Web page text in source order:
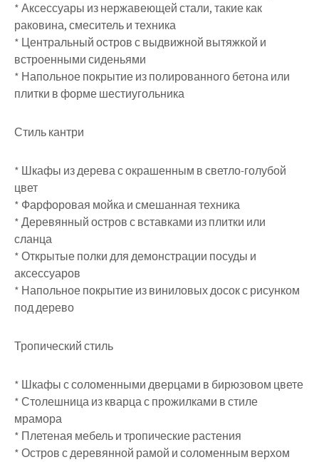
* Аксессуары из нержавеющей стали, такие как
раковина, смеситель и техника
* Центральный остров с выдвижной вытяжкой и
встроенными сиденьями
* Напольное покрытие из полированного бетона или
плитки в форме шестиугольника
Стиль кантри
* Шкафы из дерева с окрашенным в светло-голубой
цвет
* Фарфоровая мойка и смешанная техника
* Деревянный остров с вставками из плитки или
сланца
* Открытые полки для демонстрации посуды и
аксессуаров
* Напольное покрытие из виниловых досок с рисунком
под дерево
Тропический стиль
* Шкафы с соломенными дверцами в бирюзовом цвете
* Столешница из кварца с прожилками в стиле
мрамора
* Плетеная мебель и тропические растения
* Остров с деревянной рамой и соломенным верхом